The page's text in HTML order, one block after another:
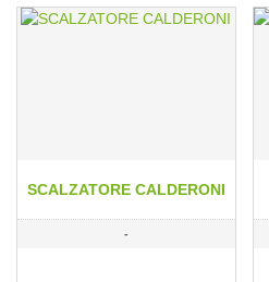
SCALZATORE CALDERONI
-